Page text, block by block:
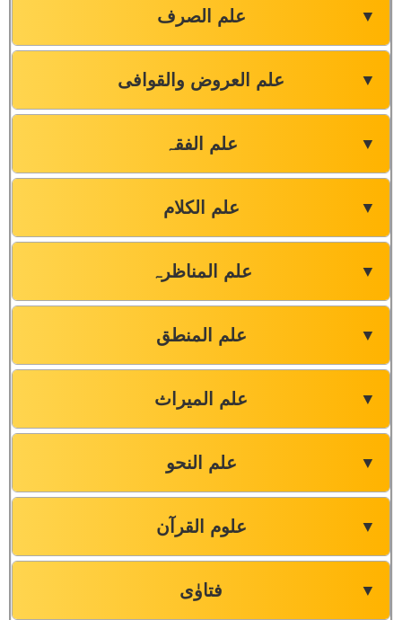
علم الصرف ▼
علم العروض والقوافی ▼
علم الفقہ ▼
علم الکلام ▼
علم المناظرہ ▼
علم المنطق ▼
علم المیراث ▼
علم النحو ▼
علوم القرآن ▼
فتاوٰی ▼